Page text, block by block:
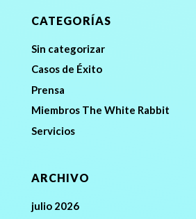
CATEGORÍAS
Sin categorizar
Casos de Éxito
Prensa
Miembros The White Rabbit
Servicios
ARCHIVO
julio 2026